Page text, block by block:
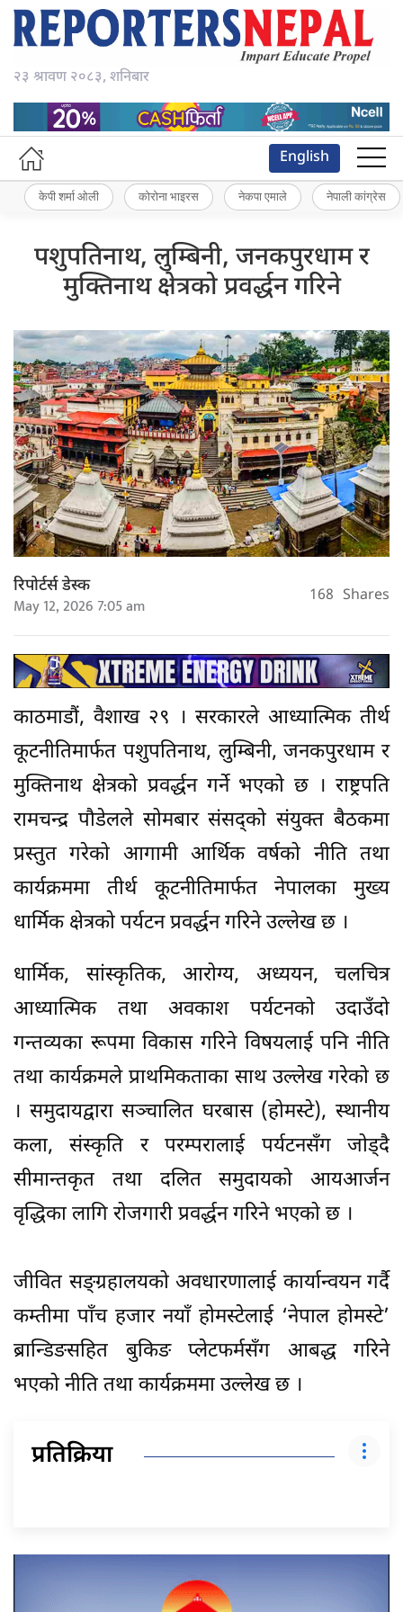
२३ श्रावण २०८३, शनिबार
English
केपी शर्मा ओली कोरोना भाइरस नेकपा एमाले नेपाली कांग्रेस
पशुपतिनाथ, लुम्बिनी, जनकपुरधाम र
मुक्तिनाथ क्षेत्रको प्रवर्द्धन गरिने
रिपोर्टर्स डेस्क
May 12, 2026 7:05 am 168 Shares
काठमाडौं, वैशाख २९ । सरकारले आध्यात्मिक तीर्थ
कूटनीतिमार्फत पशुपतिनाथ, लुम्बिनी, जनकपुरधाम र
मुक्तिनाथ क्षेत्रको प्रवर्द्धन गर्ने भएको छ । राष्ट्रपति
रामचन्द्र पौडेलले सोमबार संसद्को संयुक्त बैठकमा
प्रस्तुत गरेको आगामी आर्थिक वर्षको नीति तथा
कार्यक्रममा तीर्थ कूटनीतिमार्फत नेपालका मुख्य
धार्मिक क्षेत्रको पर्यटन प्रवर्द्धन गरिने उल्लेख छ ।
धार्मिक, सांस्कृतिक, आरोग्य, अध्ययन, चलचित्र
आध्यात्मिक तथा अवकाश पर्यटनको उदाउँदो
गन्तव्यका रूपमा विकास गरिने विषयलाई पनि नीति
तथा कार्यक्रमले प्राथमिकताका साथ उल्लेख गरेको छ
। समुदायद्वारा सञ्चालित घरबास (होमस्टे), स्थानीय
कला, संस्कृति र परम्परालाई पर्यटनसँग जोड्दै
सीमान्तकृत तथा दलित समुदायको आयआर्जन
वृद्धिका लागि रोजगारी प्रवर्द्धन गरिने भएको छ ।
जीवित सङ्ग्रहालयको अवधारणालाई कार्यान्वयन गर्दै
कम्तीमा पाँच हजार नयाँ होमस्टेलाई ‘नेपाल होमस्टे’
ब्रान्डिङसहित बुकिङ प्लेटफर्मसँग आबद्ध गरिने
भएको नीति तथा कार्यक्रममा उल्लेख छ ।
प्रतिक्रिया